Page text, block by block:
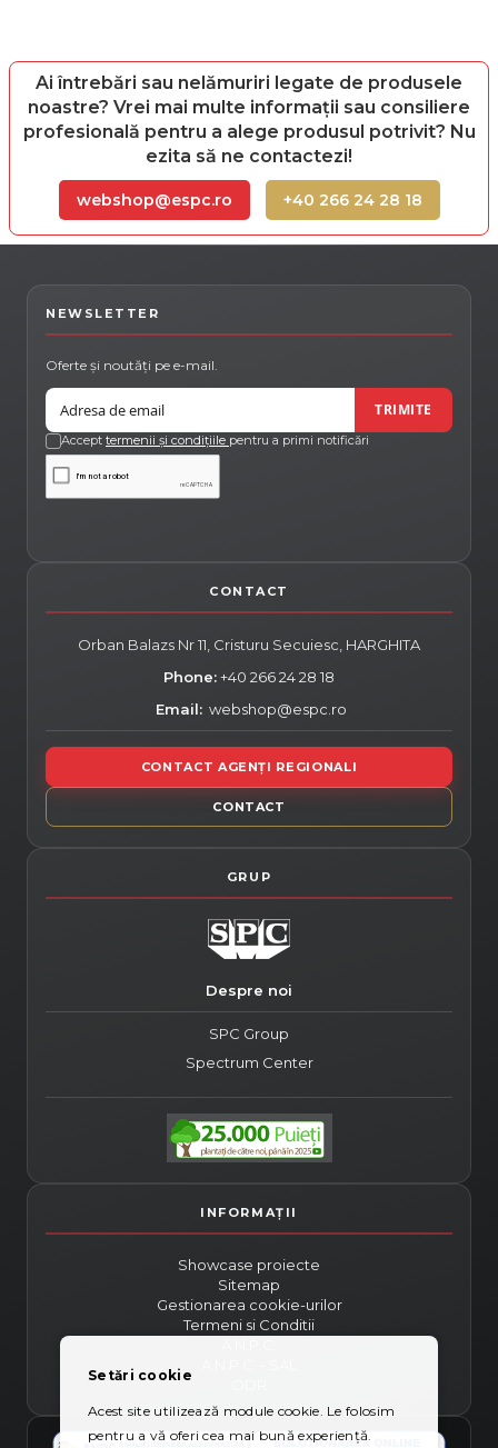
Ai întrebări sau nelămuriri legate de produsele
noastre? Vrei mai multe informații sau consiliere
profesională pentru a alege produsul potrivit? Nu
ezita să ne contactezi!
webshop@espc.ro +40 266 24 28 18
NEWSLETTER
Oferte și noutăți pe e-mail.
Email
TRIMITE
Accept termenii și condițiile pentru a primi notificări
Orban Balazs Nr 11, Cristuru Secuiesc, HARGHITA
Phone:+40 266 24 28 18
Email: webshop@espc.ro
CONTACT AGENȚI REGIONALI
CONTACT
Despre noi
SPC Group
Spectrum Center
Showcase proiecte
Sitemap
Gestionarea cookie-urilor
Termeni si Conditii
Setări cookie
Acest site utilizează module cookie. Le folosim
pentru a vă oferi cea mai bună experiență.